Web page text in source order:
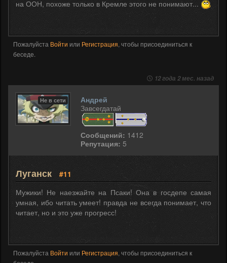
на ООН, похоже только в Кремле этого не понимают...
Пожалуйста Войти или Регистрация, чтобы присоединиться к
беседе.
12 года 2 мес. назад
Не в сети
Андрей
Завсегдатай
Сообщений: 1412
Репутация: 5
Луганск
#11
Мужики! Не наезжайте на Псаки! Она в госдепе самая
умная, ибо читать умеет! правда не всегда понимает, что
читает, но и это уже прогресс!
Пожалуйста Войти или Регистрация, чтобы присоединиться к